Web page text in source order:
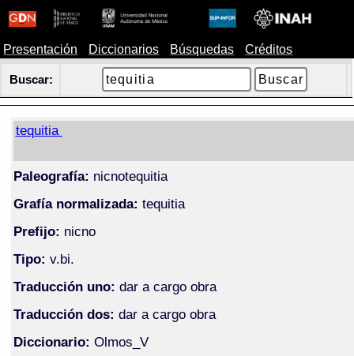
Presentación Diccionarios Búsquedas Créditos
Buscar:
tequitia
Paleografía: nicnotequitia
Grafía normalizada: tequitia
Prefijo: nicno
Tipo: v.bi.
Traducción uno: dar a cargo obra
Traducción dos: dar a cargo obra
Diccionario: Olmos_V